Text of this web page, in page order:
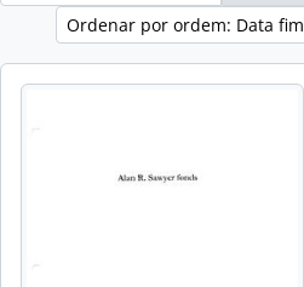
Ordenar por ordem: Data fim